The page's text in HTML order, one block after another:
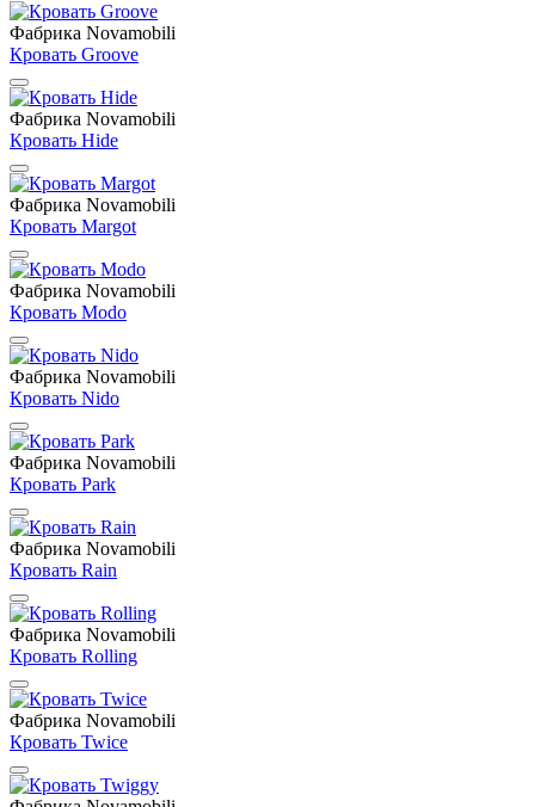
Фабрика Novamobili
Кровать Groove
Фабрика Novamobili
Кровать Hide
Фабрика Novamobili
Кровать Margot
Фабрика Novamobili
Кровать Modo
Фабрика Novamobili
Кровать Nido
Фабрика Novamobili
Кровать Park
Фабрика Novamobili
Кровать Rain
Фабрика Novamobili
Кровать Rolling
Фабрика Novamobili
Кровать Twice